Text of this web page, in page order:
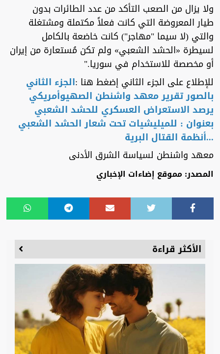
ولا يزال من الصعب التأكد من عدد الطائرات بدون
طيار المعروضة التي كانت فعلاً مكتملة ومشتغلة
والتي (لا سيما "مهاجر") كانت خاضعة بالكامل
لسيطرة «الحشد الشعبي» ولم تكن مُستعارة من إيران
أو مخصصة للاستخدام في سوريا."
للإطلاع على الجزء الثاني إضغط هنا :الجزء الثاني
بالصور تقرير معهد واشنطن الصهيوأمريكي
يرصد الاستعراض العسكري للحشد الشعبي
بعنوان : للميليشيات تحت شعار الحشد الشعبي
...أنظمة القتال البرية
معهد واشنطن لسياسة الشرق الأدنى
المصدر: مموقع إضاءات الإخباري
الأكثر قراءة